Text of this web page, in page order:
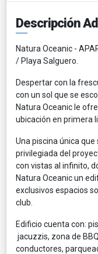
Descripción
Natura Oceanic -
/ Playa Salguero.
Despertar con la
con un sol que se
Natura Oceanic le
ubicación en primera
Una piscina única
privilegiada del
con vistas al infinito,
Natura Oceanic un
exclusivos espacios
club.
Edificio cuenta con:
jacuzzis, zona de
conductores,